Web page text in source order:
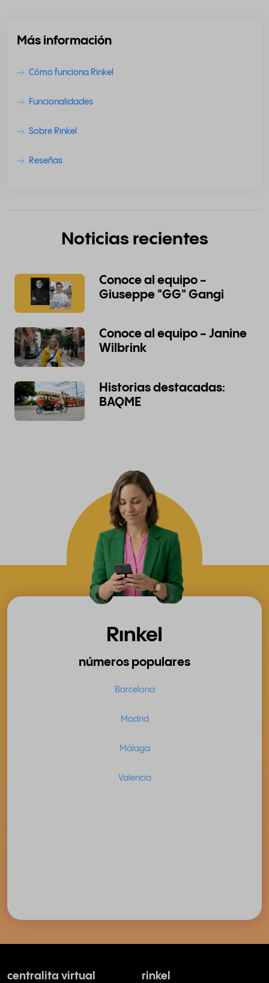
Más información
Cómo funciona Rinkel
Funcionalidades
Sobre Rinkel
Reseñas
Noticias recientes
Conoce al equipo -
Giuseppe "GG" Gangi
Conoce al equipo - Janine
Wilbrink
Historias destacadas:
BAQME
números populares
Barcelona
Madrid
Málaga
Valencia
centralita virtual rinkel